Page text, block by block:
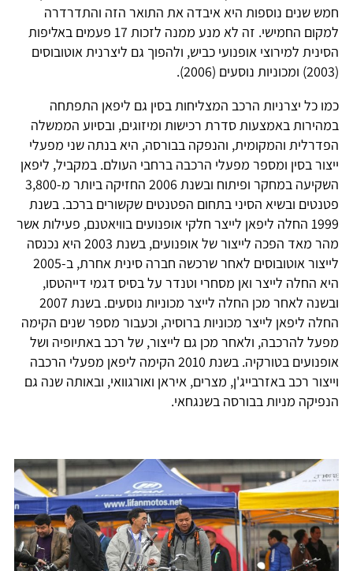
חמש שנים נוספות היא איבדה את התואר הזה והתדרדרה
למקום החמישי. זה לא מנע ממנה לזכות 17 פעמים באליפות
הסינית למירוצי אופנועי כביש, ולהפוך גם ליצרנית אוטובוסים
(2003) ומכוניות נוסעים (2006).
כמו כל יצרניות הרכב המצליחות בסין גם ליפאן התפתחה
במהירות באמצעות סדרת רכישות ומיזוגים, ובסיוע הממשלה
הפדרלית והמקומית, והנפקה בבורסה, היא בנתה שני מפעלי
ייצור בסין ומספר מפעלי הרכבה ברחבי העולם. במקביל, ליפאן
השקיעה במחקר ופיתוח ובשנת 2006 החזיקה ביותר מ-3,800
פטנטים ובשיא הסיני בתחום הפטנטים שקשורים ברכב. בשנת
1999 החלה ליפאן לייצר חלקי אופנועים בוויאטנם, פעילות אשר
מהר מאד הפכה לייצור של אופנועים, בשנת 2003 היא נכנסה
לייצור אוטובוסים לאחר שרכשה חברה סינית אחרת, ב-2005
היא החלה לייצר ואן מסחרי וטנדר על בסיס דגמי דייהטסו,
ובשנה לאחר מכן החלה לייצר מכוניות נוסעים. בשנת 2007
החלה ליפאן לייצר מכוניות ברוסיה, וכעבור מספר שנים הקימה
מפעל להרכבה, ולאחר מכן גם לייצור, של רכב באתיופיה ושל
אופנועים בטורקיה. בשנת 2010 הקימה ליפאן מפעלי הרכבה
וייצור רכב באזרבייג'ן, מצרים, איראן ואורגוואי, ובאותה שנה גם
הנפיקה מניות בבורסה בשנגחאי.